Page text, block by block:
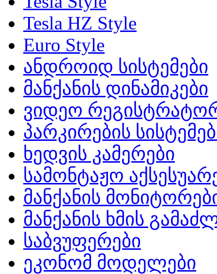
Tesla HZ Style
Euro Style
ანდროიდ სისტემები
მანქანის დინამიკები
ვიდეო
პარკირების
ხედვის კამერები
სამონტაჟო
მანქანის
მანქანის ხმის
საბვუფერები
ეკონომ მოდელები